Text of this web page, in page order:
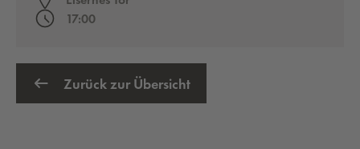
17:00
Zurück zur Übersicht